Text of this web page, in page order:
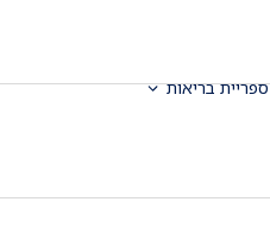
ספריית בריאות